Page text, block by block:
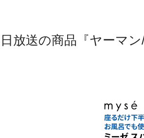
放送の商品『ヤーマ